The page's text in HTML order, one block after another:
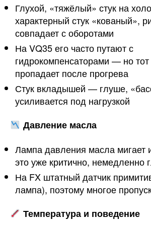
Глухой, «тяжёлый» стук на
характерный стук «кованый»,
совпадает с оборотами
На VQ35 его часто путают с
гидрокомпенсаторами — но тот
пропадает после прогрева
Стук вкладышей — глуше,
усиливается под нагрузкой
Давление масла
Лампа давления масла мигает
это уже критично, немедленно
На FX штатный датчик
лампа), поэтому многое
Температура и поведение